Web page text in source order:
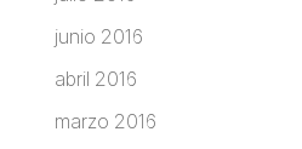
junio 2016
abril 2016
marzo 2016